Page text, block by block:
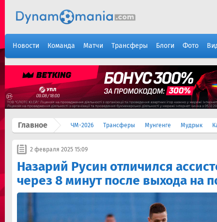
Новости Команда Матчи Трансферы Блоги Фото
Главное ЧМ-2026 Трансферы Мунгенге Мудрык
2 февраля 2025 15:09
Назарий Русин отличился
через 8 минут после выхода на